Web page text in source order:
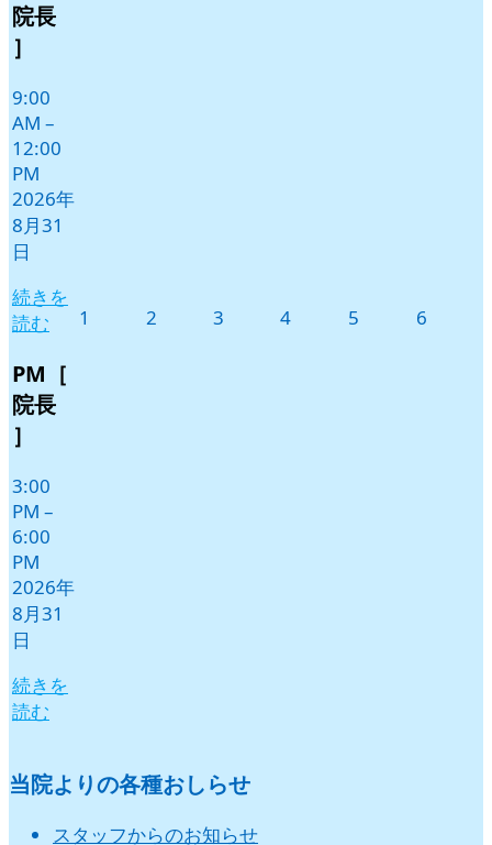
31
日
院長
］
9:00
AM –
12:00
PM
2026年
8月31
日
続きを
読む
PM［
院長
］
3:00
PM –
6:00
PM
2026年
8月31
日
続きを
読む
1 2 3 42026
5 6
当院よりの各種おしらせ
スタッフからのお知らせ